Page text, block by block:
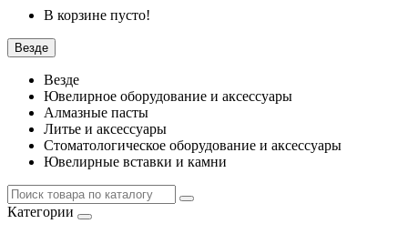
В корзине пусто!
Везде
Везде
Ювелирное оборудование и аксессуары
Алмазные пасты
Литье и аксессуары
Стоматологическое оборудование и аксессуары
Ювелирные вставки и камни
Категории